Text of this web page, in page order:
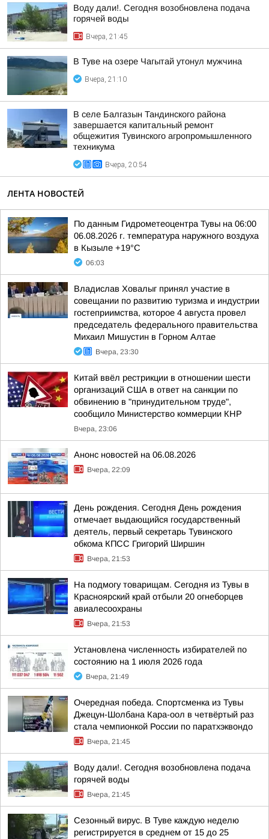
Воду дали!. Сегодня возобновлена подача
горячей воды
Вчера, 21:45
В Туве на озере Чагытай утонул мужчина
Вчера, 21:10
В селе Балгазын Тандинского района
завершается капитальный ремонт
общежития Тувинского агропромышленного
техникума
Вчера, 20:54
ЛЕНТА НОВОСТЕЙ
По данным Гидрометеоцентра Тувы на 06:00
06.08.2026 г. температура наружного воздуха
в Кызыле +19°С
06:03
Владислав Ховалыг принял участие в
совещании по развитию туризма и индустрии
гостеприимства, которое 4 августа провел
председатель федерального правительства
Михаил Мишустин в Горном Алтае
Вчера, 23:30
Китай ввёл рестрикции в отношении шести
организаций США в ответ на санкции по
обвинению в "принудительном труде",
сообщило Министерство коммерции КНР
Вчера, 23:06
Анонс новостей на 06.08.2026
Вчера, 22:09
День рождения. Сегодня День рождения
отмечает выдающийся государственный
деятель, первый секретарь Тувинского
обкома КПСС Григорий Ширшин
Вчера, 21:53
На подмогу товарищам. Сегодня из Тувы в
Красноярский край отбыли 20 огнеборцев
авиалесоохраны
Вчера, 21:53
Установлена численность избирателей по
состоянию на 1 июля 2026 года
Вчера, 21:49
Очередная победа. Спортсменка из Тувы
Джецун-Шолбана Кара-оол в четвёртый раз
стала чемпионкой России по паратхэквондо
Вчера, 21:45
Воду дали!. Сегодня возобновлена подача
горячей воды
Вчера, 21:45
Сезонный вирус. В Туве каждую неделю
регистрируется в среднем от 15 до 25